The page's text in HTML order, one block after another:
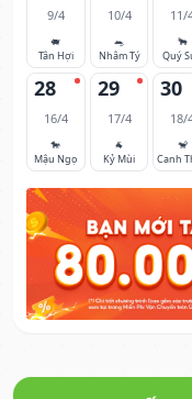
9/4
🐖
Tân Hợi
10/4
🐀
Nhâm Tý
11/
🐂
Quý
28
16/4
🐎
Mậu Ngọ
29
17/4
🐐
Kỷ Mùi
30
18/
🐒
Canh